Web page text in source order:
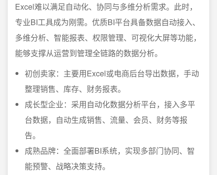
Excel难以满足自动化、协同与多维分析需求。此时，
专业BI工具成为刚需。优质BI平台具备数据自动接入、
多维分析、智能报表、权限管理、可视化大屏等功能，
能够支撑从运营到管理全链路的数据分析。
初创卖家：主要用Excel或电商后台导出数据，手动
整理销售、库存、财务报表。
成长型企业：采用自动化数据分析平台，接入多平
台数据，自动生成销售、流量、会员、财务等报
告。
成熟品牌：全面部署BI系统，实现多部门协同、智
能预警、战略决策支持。